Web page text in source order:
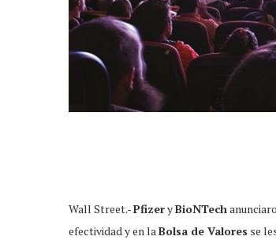
Wall Street.-PfizeryBioNTech
efectividad y en laBolsa de Valores se